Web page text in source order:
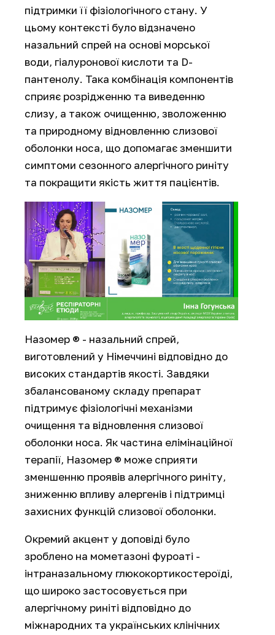
підтримки її фізіологічного стану. У
цьому контексті було відзначено
назальний спрей на основі морської
води, гіалуронової кислоти та D-
пантенолу. Така комбінація компонентів
сприяє розрідженню та виведенню
слизу, а також очищенню, зволоженню
та природному відновленню слизової
оболонки носа, що допомагає зменшити
симптоми сезонного алергічного риніту
та покращити якість життя пацієнтів.
Назомер ® - назальний спрей,
виготовлений у Німеччині відповідно до
високих стандартів якості. Завдяки
збалансованому складу препарат
підтримує фізіологічні механізми
очищення та відновлення слизової
оболонки носа. Як частина елімінаційної
терапії, Назомер ® може сприяти
зменшенню проявів алергічного риніту,
зниженню впливу алергенів і підтримці
захисних функцій слизової оболонки.
Окремий акцент у доповіді було
зроблено на мометазоні фуроаті -
інтраназальному глюкокортикостероїді,
що широко застосовується при
алергічному риніті відповідно до
міжнародних та українських клінічних